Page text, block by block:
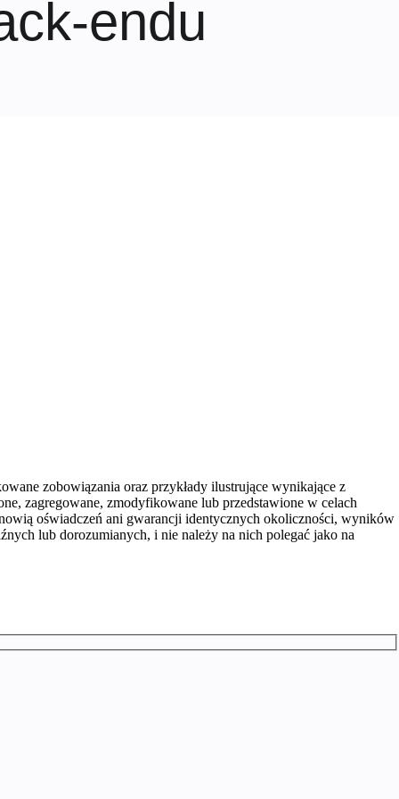
endu
zobowiązania oraz przykłady ilustrujące wynikające z
zagregowane, zmodyfikowane lub przedstawione w celach
oświadczeń ani gwarancji identycznych okoliczności, wyników
lub dorozumianych, i nie należy na nich polegać jako na